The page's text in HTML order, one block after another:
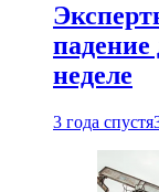
неделе
3 года спустя